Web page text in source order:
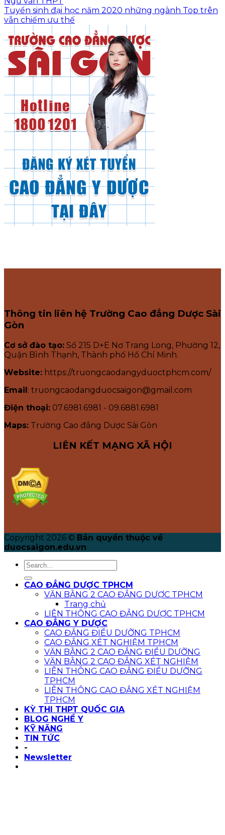
Tuyển sinh đại học năm 2020 những ngành Top trên
vẫn chiếm ưu thế
Thông tin liên hệ Trường Cao đẳng Dược Sài
Gòn
Cơ sở đào tạo: Số 215 D+E Nơ Trang Long, Phường 12,
Quận Bình Thạnh, Thành phố Hồ Chí Minh.
Website: https://truongcaodangyduoctphcm.com/
Email: truongcaodangduocsaigon@gmail.com
Điện thoại: 07.6981.6981 - 09.6881.6981
Maps: Trường Cao đẳng Dược Sài Gòn
LIÊN KẾT MẠNG XÃ HỘI
Copyright 2026 © Bản quyền thuộc về
duocsaigon.edu.vn
CAO ĐẲNG DƯỢC TPHCM
VĂN BẰNG 2 CAO ĐẲNG DƯỢC TPHCM
Trang chủ
LIÊN THÔNG CAO ĐẲNG DƯỢC TPHCM
CAO ĐẲNG Y DƯỢC
CAO ĐẲNG ĐIỀU DƯỠNG TPHCM
CAO ĐẲNG XÉT NGHIỆM TPHCM
VĂN BẰNG 2 CAO ĐẲNG ĐIỀU DƯỠNG
VĂN BẰNG 2 CAO ĐẲNG XÉT NGHIỆM
LIÊN THÔNG CAO ĐẲNG ĐIỀU DƯỠNG
TPHCM
LIÊN THÔNG CAO ĐẲNG XÉT NGHIỆM
TPHCM
KỲ THI THPT QUỐC GIA
BLOG NGHỀ Y
KỸ NĂNG
TIN TỨC
-
Newsletter